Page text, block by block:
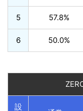
5 57.8%
6 50.0%
設